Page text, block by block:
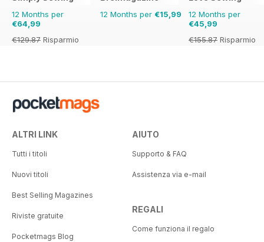
12 Months per
€64,99
€129.87 Risparmio
12 Months per €15,99
12 Months per
€45,99
€155.87 Risparmio
ALTRI LINK
Tutti i titoli
Nuovi titoli
Best Selling Magazines
Riviste gratuite
Pocketmags Blog
AIUTO
Supporto & FAQ
Assistenza via e-mail
REGALI
Come funziona il regalo